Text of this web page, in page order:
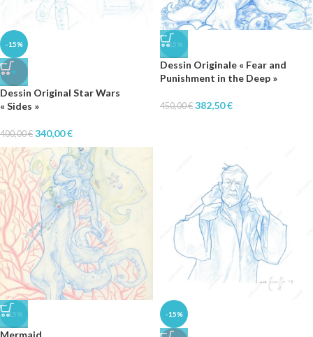
-15%
♥
Dessin Original Star Wars
« Sides »
400,00€ 340,00€
-15%
Dessin Originale « Fear and
Punishment in the Deep »
450,00€ 382,50€
-15% -15%